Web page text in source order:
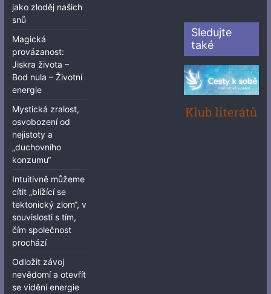
jako zloděj našich
snů
Magická
provázanost:
Jiskra života –
Bod nula – Životní
energie
Mystická zralost,
osvobození od
nejistoty a
„duchovního
konzumu“
Intuitivně můžeme
cítit „blížící se
tektonický zlom“, v
souvislosti s tím,
čím společnost
prochází
Odložit závoj
nevědomí a otevřít
se vidění energie
Sledujte
také